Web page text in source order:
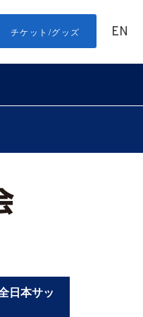
チケット/グッズ EN
日本サッ